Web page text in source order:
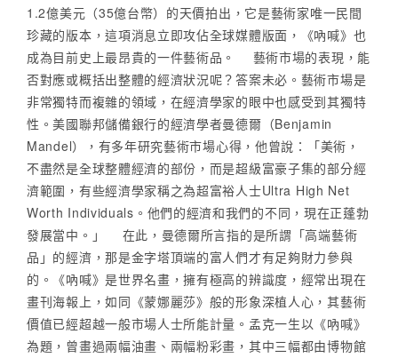
1.2億美元（35億台幣）的天價拍出，它是藝術家唯一民間
珍藏的版本，這項消息立即攻佔全球媒體版面，《吶喊》也
成為目前史上最昂貴的一件藝術品。 藝術市場的表現，能
否對應或概括出整體的經濟狀況呢？答案未必。藝術市場是
非常獨特而複雜的領域，在經濟學家的眼中也感受到其獨特
性。美國聯邦儲備銀行的經濟學者曼德爾（Benjamin
Mandel），有多年研究藝術市場心得，他曾說：「美術，
不盡然是全球整體經濟的部份，而是超級富豪子集的部分經
濟範圍，有些經濟學家稱之為超富裕人士Ultra High Net
Worth Individuals。他們的經濟和我們的不同，現在正蓬勃
發展當中。」 在此，曼德爾所言指的是所謂「高端藝術
品」的經濟，那是金字塔頂端的富人們才有足夠財力參與
的。《吶喊》是世界名畫，擁有極高的辨識度，經常出現在
畫刊海報上，如同《蒙娜麗莎》般的形象深植人心，其藝術
價值已經超越一般市場人士所能計量。孟克一生以《吶喊》
為題，曾畫過兩幅油畫、兩幅粉彩畫，其中三幅都由博物館